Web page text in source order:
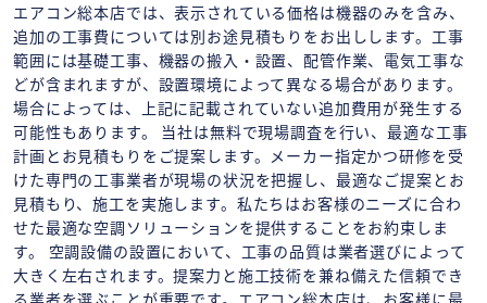
エアコン総本店では、表示されている価格は機器のみを含み、
追加の工事費については別お途見積もりをお出しします。工事
範囲には基礎工事、機器の搬入・設置、配管作業、電気工事な
どが含まれますが、設置環境によって異なる場合があります。
場合によっては、上記に記載されていない追加費用が発生する
可能性もあります。 当社は無料で現場調査を行い、最適な工事
計画とお見積もりをご提案します。メーカー指定かつ研修を受
けた専門の工事業者が現場の状況を把握し、最適なご提案とお
見積もり、施工を実施します。私たちはお客様のニーズに合わ
せた最適な空調ソリューションを提供することをお約束しま
す。 空調設備の設置において、工事の品質は業者選びによって
大きく左右されます。提案力と施工技術を兼ね備えた信頼でき